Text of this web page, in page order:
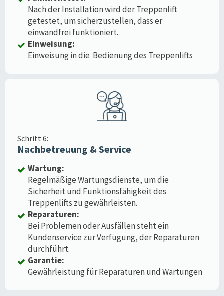
Nach der Installation wird der Treppenlift
getestet, um sicherzustellen, dass er
einwandfrei funktioniert.
Einweisung:
Einweisung in die Bedienung des Treppenlifts
Schritt 6:
Nachbetreuung & Service
Wartung:
Regelmäßige Wartungsdienste, um die
Sicherheit und Funktionsfähigkeit des
Treppenlifts zu gewährleisten.
Reparaturen:
Bei Problemen oder Ausfällen steht ein
Kundenservice zur Verfügung, der Reparaturen
durchführt.
Garantie:
Gewährleistung für Reparaturen und Wartungen